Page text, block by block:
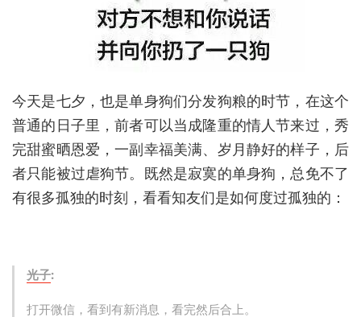
今天是七夕，也是单身狗们分发狗粮的时节，在这个
普通的日子里，前者可以当成隆重的情人节来过，秀
完甜蜜晒恩爱，一副幸福美满、岁月静好的样子，后
者只能被过虐狗节。既然是寂寞的单身狗，总免不了
有很多孤独的时刻，看看知友们是如何度过孤独的：
光子:
打开微信，看到有新消息，看完然后合上。